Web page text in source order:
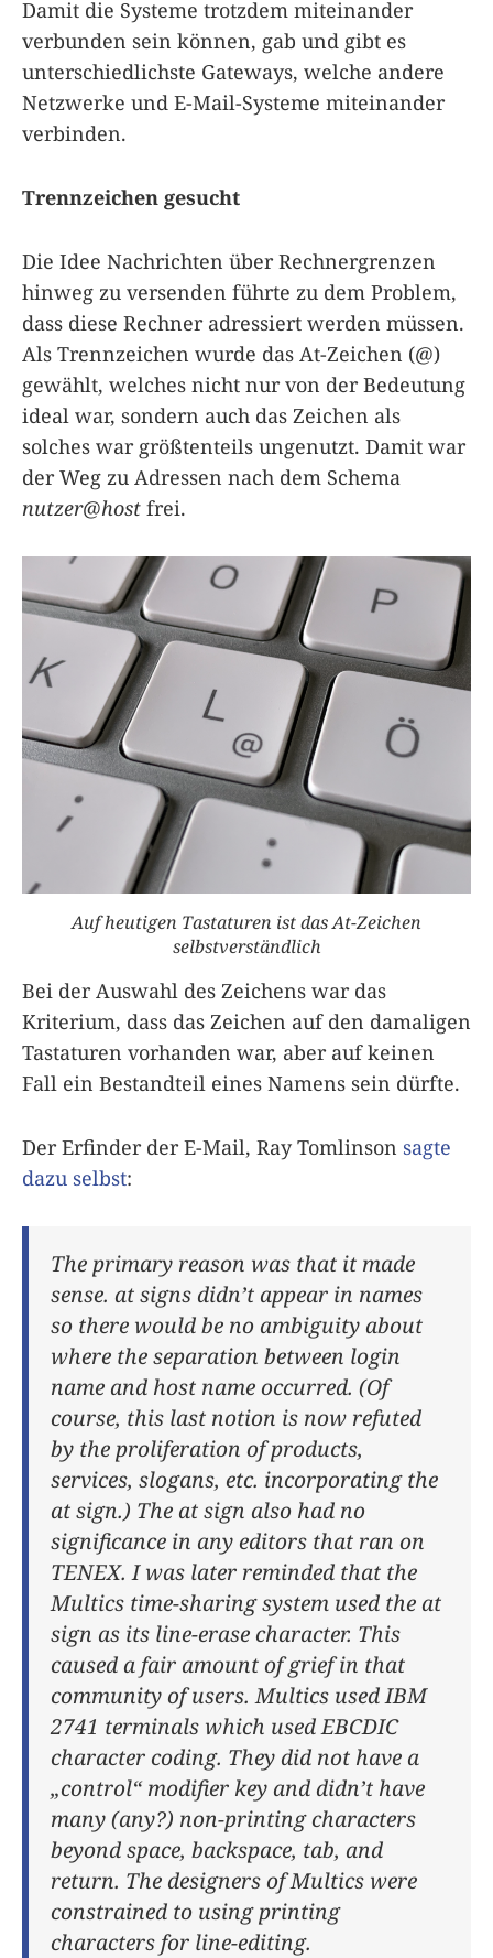
Damit die Systeme trotzdem miteinander
verbunden sein können, gab und gibt es
unterschiedlichste Gateways, welche andere
Netzwerke und E-Mail-Systeme miteinander
verbinden.
Trennzeichen gesucht
Die Idee Nachrichten über Rechnergrenzen
hinweg zu versenden führte zu dem Problem,
dass diese Rechner adressiert werden müssen.
Als Trennzeichen wurde das At-Zeichen (@)
gewählt, welches nicht nur von der Bedeutung
ideal war, sondern auch das Zeichen als
solches war größtenteils ungenutzt. Damit war
der Weg zu Adressen nach dem Schema
nutzer@host frei.
Auf heutigen Tastaturen ist das At-Zeichen
selbstverständlich
Bei der Auswahl des Zeichens war das
Kriterium, dass das Zeichen auf den damaligen
Tastaturen vorhanden war, aber auf keinen
Fall ein Bestandteil eines Namens sein dürfte.
Der Erfinder der E-Mail, Ray Tomlinson sagte
dazu selbst:
The primary reason was that it made
sense. at signs didn’t appear in names
so there would be no ambiguity about
where the separation between login
name and host name occurred. (Of
course, this last notion is now refuted
by the proliferation of products,
services, slogans, etc. incorporating the
at sign.) The at sign also had no
significance in any editors that ran on
TENEX. I was later reminded that the
Multics time-sharing system used the at
sign as its line-erase character. This
caused a fair amount of grief in that
community of users. Multics used IBM
2741 terminals which used EBCDIC
character coding. They did not have a
„control“ modifier key and didn’t have
many (any?) non-printing characters
beyond space, backspace, tab, and
return. The designers of Multics were
constrained to using printing
characters for line-editing.